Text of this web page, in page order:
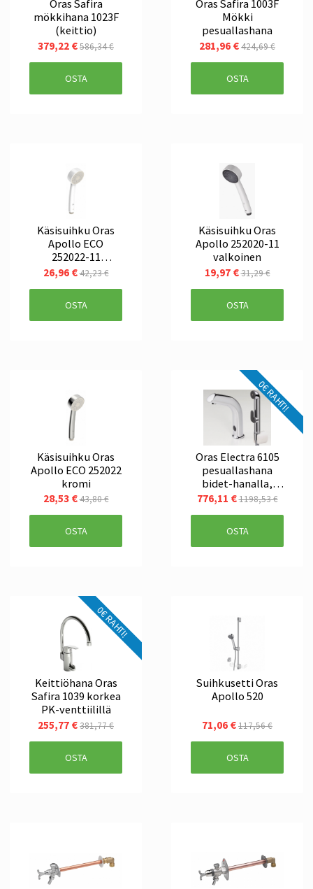
Oras Safira
mökkihana 1023F
(keittio)
379,22 €586,34 €
OSTA
Oras Safira 1003F
Mökki
pesuallashana
281,96 €424,69 €
OSTA
Käsisuihku Oras
Apollo ECO
252022-11
valkoinen
26,96 €42,23 €
OSTA
Käsisuihku Oras
Apollo 252020-11
valkoinen
19,97 €31,29 €
OSTA
Käsisuihku Oras
Apollo ECO 252022
kromi
28,53 €43,80 €
OSTA
0€ RAHTI!
Oras Electra 6105
pesuallashana
bidet-hanalla,
kosketusvapaa
776,11 €1198,53 €
OSTA
0€ RAHTI!
Keittiöhana Oras
Safira 1039 korkea
PK-venttiilillä
255,77 €381,77 €
OSTA
Suihkusetti Oras
Apollo 520
71,06 €117,56 €
OSTA